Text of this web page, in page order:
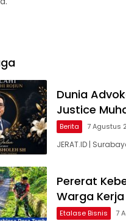
Dunia
Justice
Berita 7 Agustus
JERAT.ID |
Pererat
Warga
Etalase Bisnis 7